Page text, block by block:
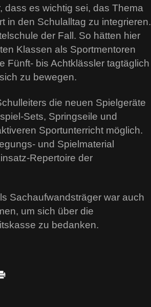
dass es wichtig sei, das Thema
in den Schulalltag zu integrieren.
der Fall. So hätten hier
Klassen als Sportmentoren
Fünft- bis Achtklässler tagtäglich
zu bewegen.
die neuen Spielgeräte
Sets, Springseile und
Sportunterricht möglich.
und Spielmaterial
Repertoire der
Sachaufwandsträger war auch
um sich über die
zu bedanken.